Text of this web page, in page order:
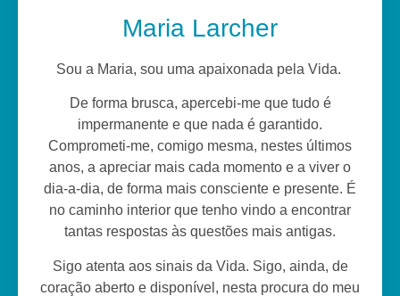
Maria Larcher
Sou a Maria, sou uma apaixonada pela Vida.
De forma brusca, apercebi-me que tudo é
impermanente e que nada é garantido.
Comprometi-me, comigo mesma, nestes últimos
anos, a apreciar mais cada momento e a viver o
dia-a-dia, de forma mais consciente e presente. É
no caminho interior que tenho vindo a encontrar
tantas respostas às questões mais antigas.
Sigo atenta aos sinais da Vida. Sigo, ainda, de
coração aberto e disponível, nesta procura do meu